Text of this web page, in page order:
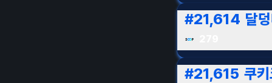
#21,614 달덩
#21,615 쿠키